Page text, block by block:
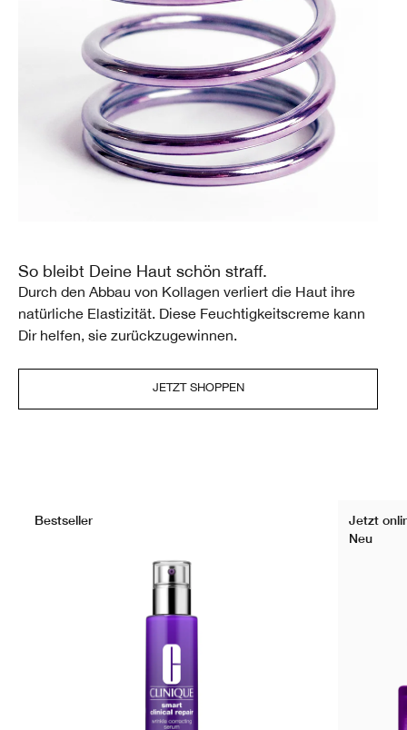
So bleibt Deine Haut schön straff.
Durch den Abbau von Kollagen verliert die Haut ihre
natürliche Elastizität. Diese Feuchtigkeitscreme kann
Dir helfen, sie zurückzugewinnen.
JETZT SHOPPEN
Bestseller
Jetzt
Neu